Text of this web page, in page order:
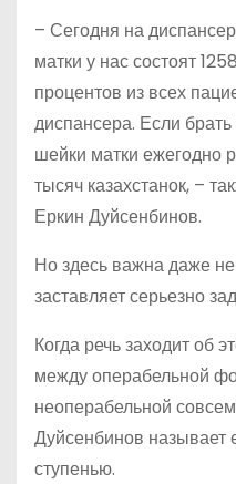
– Сегодня на
матки у нас состоят
процентов из всех
диспансера. Если брать
шейки матки ежегодно
тысяч казахстанок, –
Еркин Дуйсенбинов.
Но здесь важна даже не
заставляет серьезно
Когда речь заходит об
между операбельной
неоперабельной
Дуйсенбинов называет
ступенью.